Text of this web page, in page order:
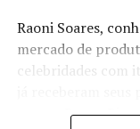
Raoni Soares,
mercado de
celebridades com
esposa Bruna